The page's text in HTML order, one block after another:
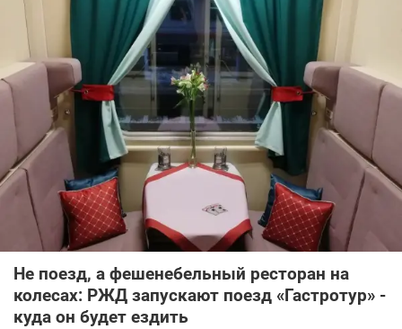
Не поезд, а фешенебельный ресторан на
колесах: РЖД запускают поезд «Гастротур» -
куда он будет ездить